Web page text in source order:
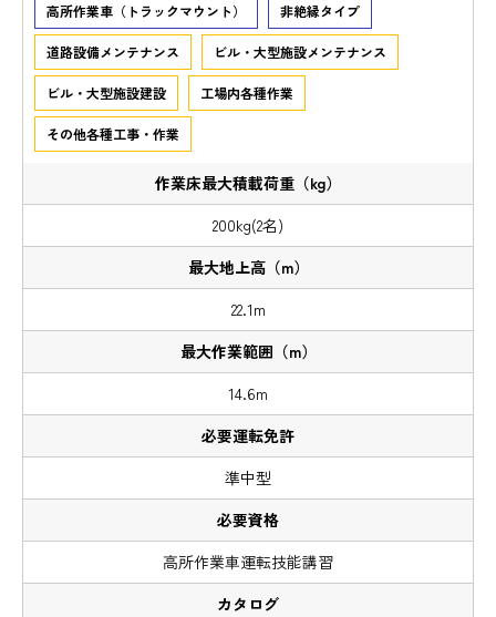
高所作業車（トラックマウント） 非絶縁タイプ
道路設備メンテナンス ビル・大型施設メンテナンス
ビル・大型施設建設 工場内各種作業
その他各種工事・作業
200kg(2名)
22.1m
14.6m
準中型
高所作業車運転技能講習